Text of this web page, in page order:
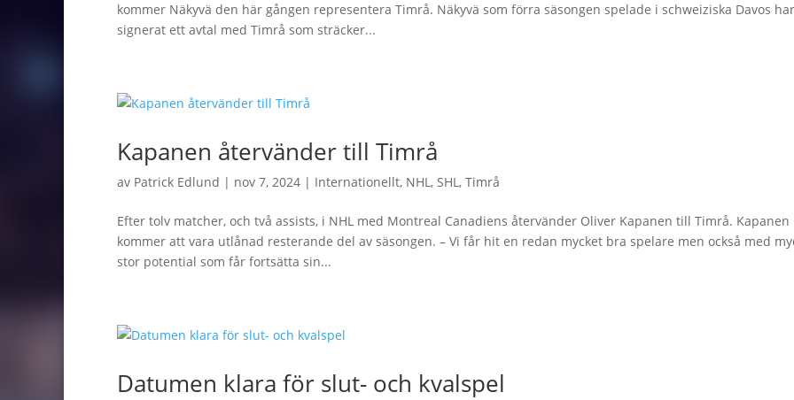
kommer Näkyvä den här gången representera Timrå. Näkyvä som förra säsongen spelade i schweiziska Davos har
signerat ett avtal med Timrå som sträcker...
Kapanen återvänder till Timrå
av Patrick Edlund | nov 7, 2024 | Internationellt, NHL, SHL, Timrå
Efter tolv matcher, och två assists, i NHL med Montreal Canadiens återvänder Oliver Kapanen till Timrå. Kapanen
kommer att vara utlånad resterande del av säsongen. – Vi får hit en redan mycket bra spelare men också med
stor potential som får fortsätta sin...
Datumen klara för slut- och kvalspel